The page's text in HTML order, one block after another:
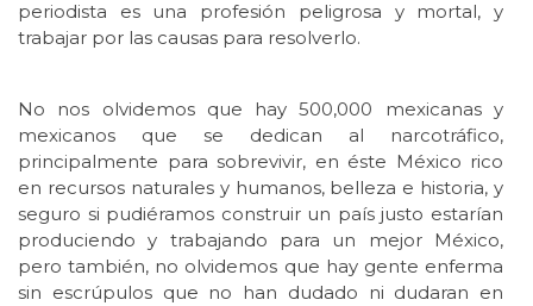
periodista es una profesión peligrosa y mortal, y
trabajar por las causas para resolverlo.
No nos olvidemos que hay 500,000 mexicanas y
mexicanos que se dedican al narcotráfico,
principalmente para sobrevivir, en éste México rico
en recursos naturales y humanos, belleza e historia, y
seguro si pudiéramos construir un país justo estarían
produciendo y trabajando para un mejor México,
pero también, no olvidemos que hay gente enferma
sin escrúpulos que no han dudado ni dudaran en